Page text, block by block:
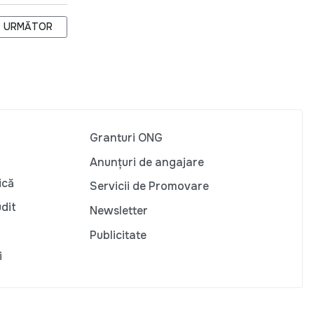
PUBLIC CCA
ARTICOLUL URMĂTOR: TINERII DIN SOROCA FAC FUNDRAISING
URMĂTOR
Granturi ONG
Anunțuri de angajare
Servicii de Promovare
Newsletter
Publicitate